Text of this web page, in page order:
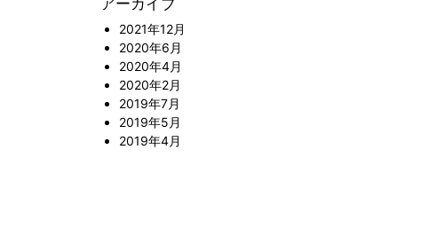
2021年12月
2020年6月
2020年4月
2020年2月
2019年7月
2019年5月
2019年4月